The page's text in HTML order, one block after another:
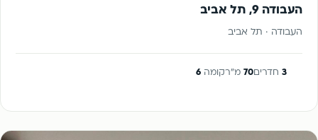
העבודה 9, תל אביב
העבודה · תל אביב
3 חדרים70 מ"רקומה6